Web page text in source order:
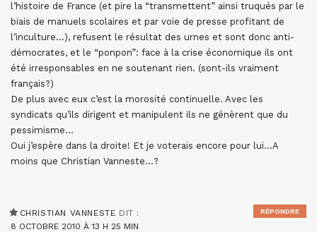
l’histoire de France (et pire la “transmettent” ainsi truqués par le
biais de manuels scolaires et par voie de presse profitant de
l’inculture…), refusent le résultat des urnes et sont donc anti-
démocrates, et le “ponpon”: face à la crise économique ils ont
été irresponsables en ne soutenant rien. (sont-ils vraiment
français?)
De plus avec eux c’est la morosité continuelle. Avec les
syndicats qu’ils dirigent et manipulent ils ne génèrent que du
pessimisme…
Oui j’espère dans la droite! Et je voterais encore pour lui…A
moins que Christian Vanneste…?
CHRISTIAN VANNESTE DIT :
8 OCTOBRE 2010 À 13 H 25 MIN
RÉPONDRE